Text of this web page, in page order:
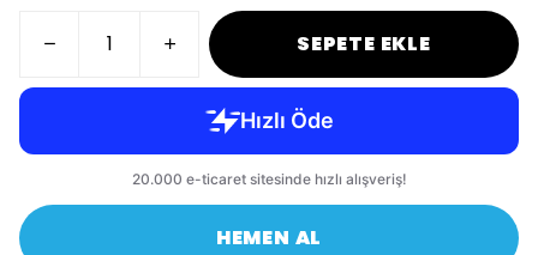
SEPETE EKLE
HEMEN AL